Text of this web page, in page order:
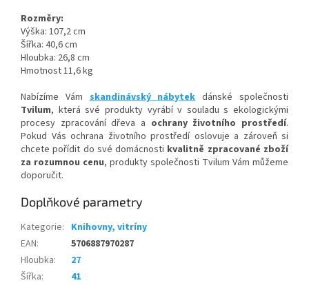
Rozměry:
Výška: 107,2 cm
Šířka: 40,6 cm
Hloubka: 26,8 cm
Hmotnost 11,6 kg
Nabízíme Vám skandinávský nábytek dánské společnosti
Tvilum, která své produkty vyrábí v souladu s ekologickými
procesy zpracování dřeva a ochrany životního prostředí.
Pokud Vás ochrana životního prostředí oslovuje a zároveň si
chcete pořídit do své domácnosti kvalitně zpracované zboží
za rozumnou cenu, produkty společnosti Tvilum Vám můžeme
doporučit.
Doplňkové parametry
Kategorie: Knihovny, vitríny
EAN:
5706887970287
Hloubka:
27
Šířka:
41